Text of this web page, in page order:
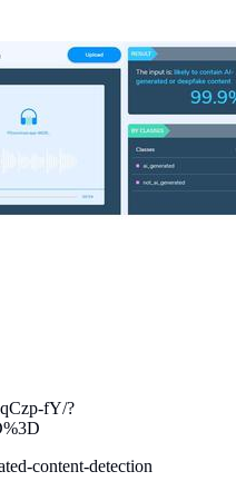
fY/?
content-detection